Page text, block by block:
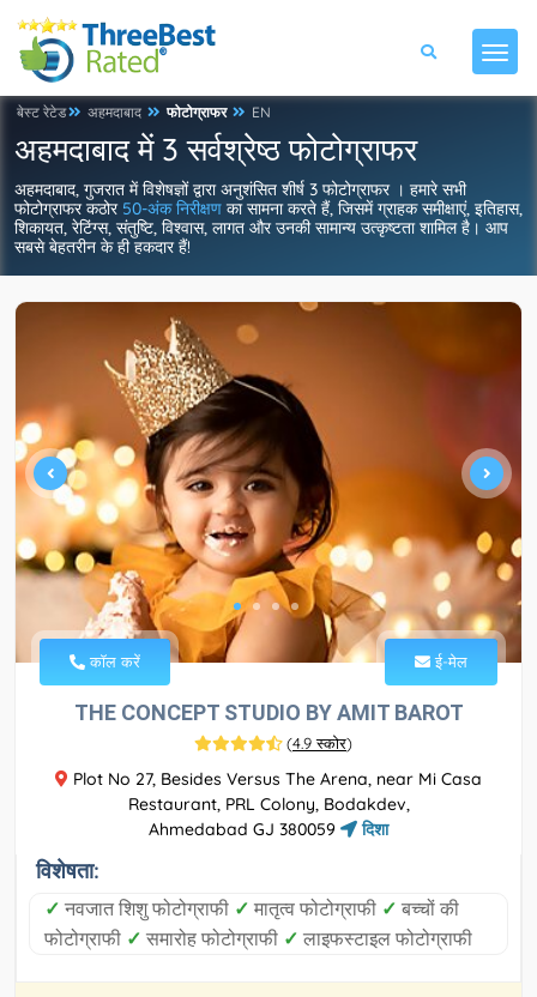
बेस्ट रेटेड अहमदाबाद फोटोग्राफर EN
अहमदाबाद में 3 सर्वश्रेष्ठ फोटोग्राफर
अहमदाबाद, गुजरात में विशेषज्ञों द्वारा अनुशंसित शीर्ष 3 फोटोग्राफर । हमारे सभी
फोटोग्राफर कठोर 50-अंक निरीक्षण का सामना करते हैं, जिसमें ग्राहक समीक्षाएं, इतिहास,
शिकायत, रेटिंग्स, संतुष्टि, विश्वास, लागत और उनकी सामान्य उत्कृष्टता शामिल है। आप
सबसे बेहतरीन के ही हकदार हैं!
कॉल करें ई-मेल
THE CONCEPT STUDIO BY AMIT BAROT
(4.9 स्कोर)
Plot No 27, Besides Versus The Arena, near Mi Casa
Restaurant, PRL Colony, Bodakdev,
Ahmedabad GJ 380059
दिशा
विशेषता:
✓ नवजात शिशु फोटोग्राफी ✓ मातृत्व फोटोग्राफी ✓ बच्चों की
फोटोग्राफी ✓ समारोह फोटोग्राफी ✓ लाइफस्टाइल फोटोग्राफी